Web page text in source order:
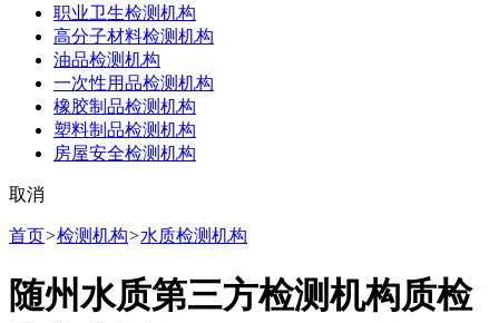
职业卫生检测机构
高分子材料检测机构
油品检测机构
一次性用品检测机构
橡胶制品检测机构
塑料制品检测机构
房屋安全检测机构
取消
首页>检测机构>水质检测机构
随州水质第三方检测机构质检